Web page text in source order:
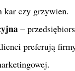
kar czy grzywien.
–
preferują